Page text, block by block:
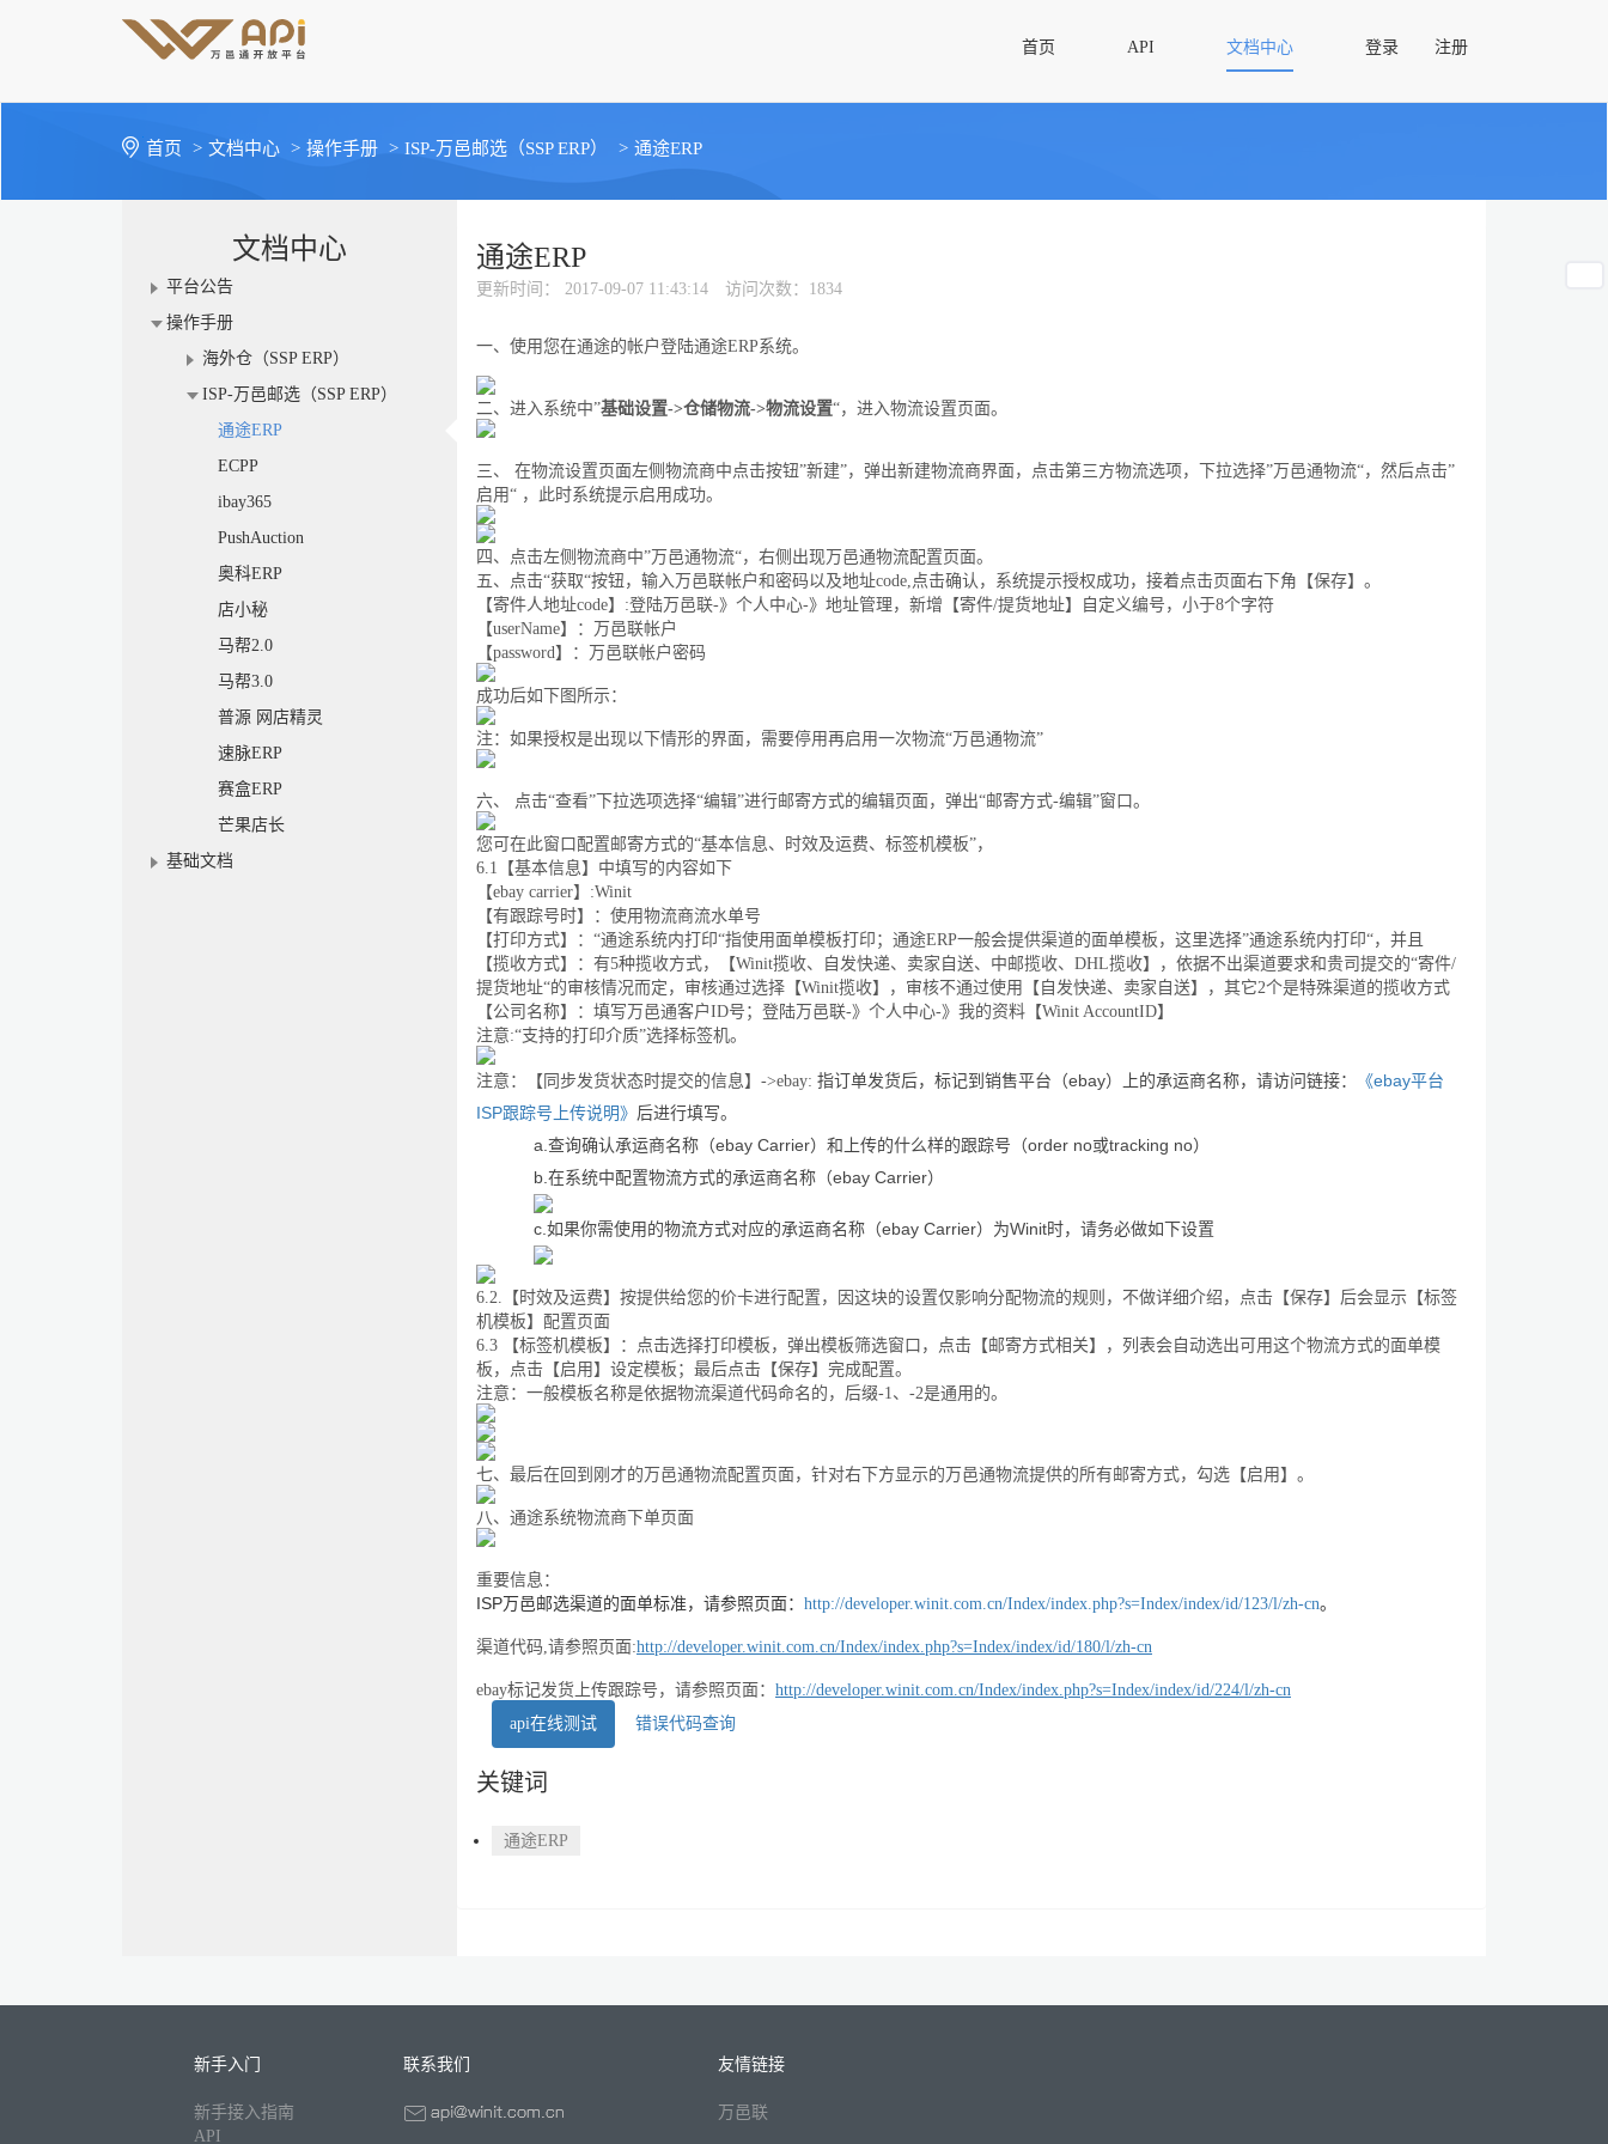
首页 API 文档中心 登录 注册
首页 > 文档中心 > 操作手册 > ISP-万邑邮选（SSP ERP） > 通途ERP
文档中心
平台公告
操作手册
海外仓（SSP ERP）
ISP-万邑邮选（SSP ERP）
通途ERP
ECPP
ibay365
PushAuction
奥科ERP
店小秘
马帮2.0
马帮3.0
普源 网店精灵
速脉ERP
赛盒ERP
芒果店长
基础文档
通途ERP
更新时间 ： 2017-09-07 11:43:14 访问次数 ：1834
一、使用您在通途的帐户登陆通途ERP系统。
二、进入系统中”基础设置->仓储物流->物流设置“，进入物流设置页面。
三、 在物流设置页面左侧物流商中点击按钮”新建”，弹出新建物流商界面，点击第三方物流选项，下拉选择”万邑通物流“，然后点击”
启用“ ，此时系统提示启用成功。
四、点击左侧物流商中”万邑通物流“，右侧出现万邑通物流配置页面。
五、点击“获取“按钮，输入万邑联帐户和密码以及地址code,点击确认，系统提示授权成功，接着点击页面右下角【保存】。
【寄件人地址code】 :登陆万邑联-》个人中心-》地址管理，新增【寄件/提货地址】自定义编号，小于8个字符
【userName】：万邑联帐户
【password】：万邑联帐户密码
成功后如下图所示：
注：如果授权是出现以下情形的界面，需要停用再启用一次物流“万邑通物流”
六、 点击“查看” 下拉选项选择“编辑”进行邮寄方式的编辑页面，弹出“邮寄方式-编辑”窗口。
您可在此窗口配置邮寄方式的“基本信息、时效及运费、标签机模板”，
6.1 【基本信息】中填写的内容如下
【ebay carrier】 :Winit
【有跟踪号时】：使用物流商流水单号
【打印方式】：“通途系统内打印“指使用面单模板打印；通途ERP一般会提供渠道的面单模板，这里选择”通途系统内打印“，并且
【揽收方式】： 有5种揽收方式，【Winit揽收、自发快递、卖家自送、中邮揽收、 DHL揽收】，依据不出渠道要求和贵司提交的“寄件/
提货地址“的审核情况而定，审核通过选择【Winit揽收】，审核不通过使用【自发快递、卖家自送】，其它2个是特殊渠道的揽收方式
【公司名称】：填写万邑通客户ID号；登陆万邑联-》个人中心-》我的资料【Winit AccountID】
注意:“支持的打印介质”选择标签机。
注意：【同步发货状态时提交的信息】 ->ebay: 指订单发货后，标记到销售平台（ebay）上的承运商名称，请访问链接： 《ebay平台
ISP跟踪号上传说明》 后进行填写。
a. 查询确认承运商名称（ebay Carrier）和上传的什么样的跟踪号（order no或tracking no）
b. 在系统中配置物流方式的承运商名称（ebay Carrier）
c. 如果你需使用的物流方式对应的承运商名称（ebay Carrier）为Winit时，请务必做如下设置
6.2. 【时效及运费】按提供给您的价卡进行配置，因这块的设置仅影响分配物流的规则，不做详细介绍，点击【保存】后会显示【标签
机模板】配置页面
6.3
【标签机模板】：点击选择打印模板，弹出模板筛选窗口，点击【邮寄方式相关】，列表会自动选出可用这个物流方式的面单模
板，点击【启用】设定模板；最后点击【保存】完成配置。
注意：一般模板名称是依据物流渠道代码命名的，后缀-1、 -2是通用的。
七、最后在回到刚才的万邑通物流配置页面，针对右下方显示的万邑通物流提供的所有邮寄方式，勾选【启用】。
八、通途系统物流商下单页面
重要信息：
ISP万邑邮选渠道的面单标准，请参照页面： http://developer.winit.com.cn/Index/index.php?s=Index/index/id/123/l/zh-cn。
渠道代码,请参照页面:http://developer.winit.com.cn/Index/index.php?s=Index/index/id/180/l/zh-cn
ebay标记发货上传跟踪号，请参照页面： http://developer.winit.com.cn/Index/index.php?s=Index/index/id/224/l/zh-cn
api在线测试
错误代码查询
关键词
通途ERP
新手入门
新手接入指南
API
联系我们 友情链接
万邑联